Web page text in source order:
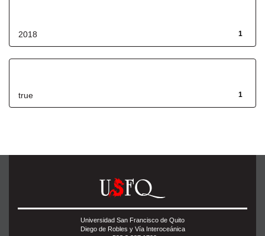
1
2018
1
true
Universidad San Francisco de Quito
Diego de Robles y Vía Interoceánica